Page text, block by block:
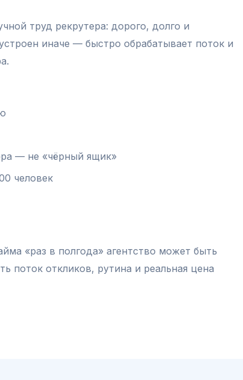
труд рекрутера: дорого, долго и
иначе — быстро обрабатывает поток и
— не «чёрный ящик»
человек
«раз в полгода» агентство может быть
поток откликов, рутина и реальная цена